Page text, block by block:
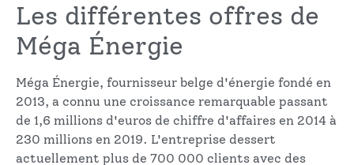
Les différentes offres de
Méga Énergie
Méga Énergie, fournisseur belge d'énergie fondé en
2013, a connu une croissance remarquable passant
de 1,6 millions d'euros de chiffre d'affaires en 2014 à
230 millions en 2019. L'entreprise dessert
actuellement plus de 700 000 clients avec des